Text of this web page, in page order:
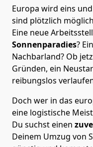
Europa wird eins
sind plötzlich
Eine neue
Sonnenparadies?
Nachbarland? Ob
Gründen, ein
reibungslos
Doch wer in das
eine logistische
Du suchst einen
Deinem Umzug von